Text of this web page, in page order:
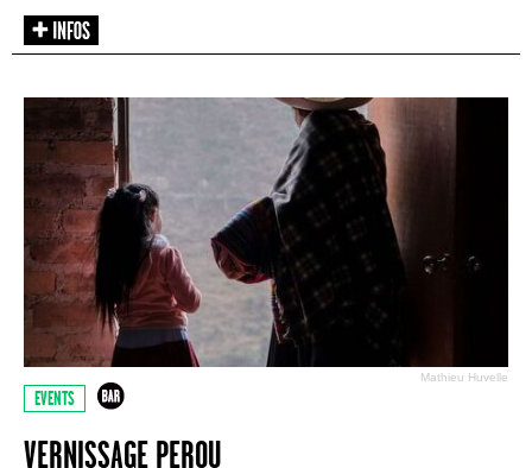
Mathieu Huvelle
EVENTS
VERNISSAGE PEROU